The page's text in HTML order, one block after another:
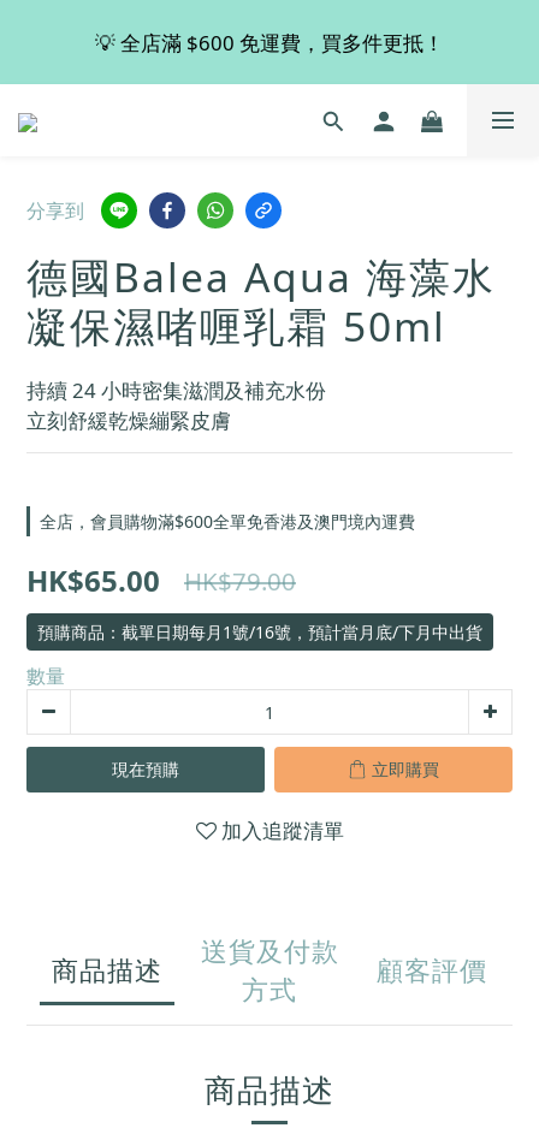
💡 全店滿 $600 免運費，買多件更抵！
💡 全店滿 $600 免運費，買多件更抵！
🚚 購買 德國 Viscontour 指定產品👉🏻即享有8折優惠！
📢📢📢 Miss Fabulous 8月暫停德國代購服務，於9月
回復正常。
💡 全店滿 $600 免運費，買多件更抵！
分享到
德國Balea Aqua 海藻水
凝保濕啫喱乳霜 50ml
持續 24 小時密集滋潤及補充水份
立刻舒緩乾燥繃緊皮膚
全店，會員購物滿$600全單免香港及澳門境內運費
HK$65.00 HK$79.00
預購商品：截單日期每月1號/16號，預計當月底/下月中出貨
數量
現在預購 立即購買
加入追蹤清單
商品描述
送貨及付款
方式
顧客評價
商品描述